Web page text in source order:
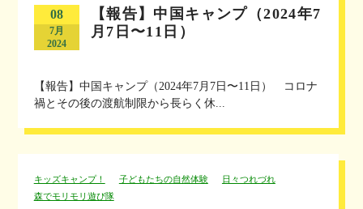
08
7月
2024
【報告】中国キャンプ（2024年7
月7日〜11日）
【報告】中国キャンプ（2024年7月7日〜11日） コロナ
禍とその後の渡航制限から長らく休...
キッズキャンプ！ 子どもたちの自然体験
日々つれづれ
森でモリモリ遊び隊